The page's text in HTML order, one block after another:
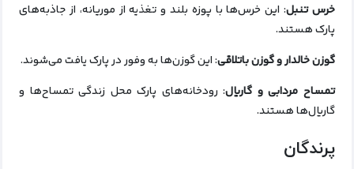
خرس تنبل: این خرس‌ها با پوزه بلند و تغذیه از موریانه، از جاذبه‌های
پارک هستند.
گوزن خالدار و گوزن باتلاقی: این گوزن‌ها به وفور در پارک یافت می‌شوند.
تمساح مردابی و گاریال: رودخانه‌های پارک محل زندگی تمساح‌ها و
گاریال‌ها هستند.
پرندگان